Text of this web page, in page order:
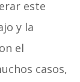
este
y la
el
casos,